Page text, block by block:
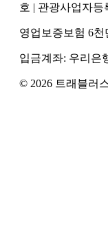
호 | 관광사업자등
영업보증보험 6천
입금계좌: 우리은
© 2026 트래블러